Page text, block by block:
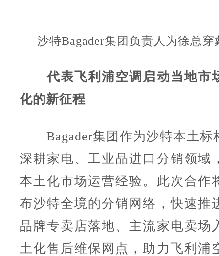
沙特Bagader集团负责人为徐总穿
代表飞利浦空调启动当地市
化的新征程
Bagader集团作为沙特本土标
深耕家电、工业品进口分销领域
本土化市场运营经验。此次合作
布沙特全境的分销网络，快速推
品牌专卖店落地、主流家电卖场
土化售后维保网点，助力飞利浦